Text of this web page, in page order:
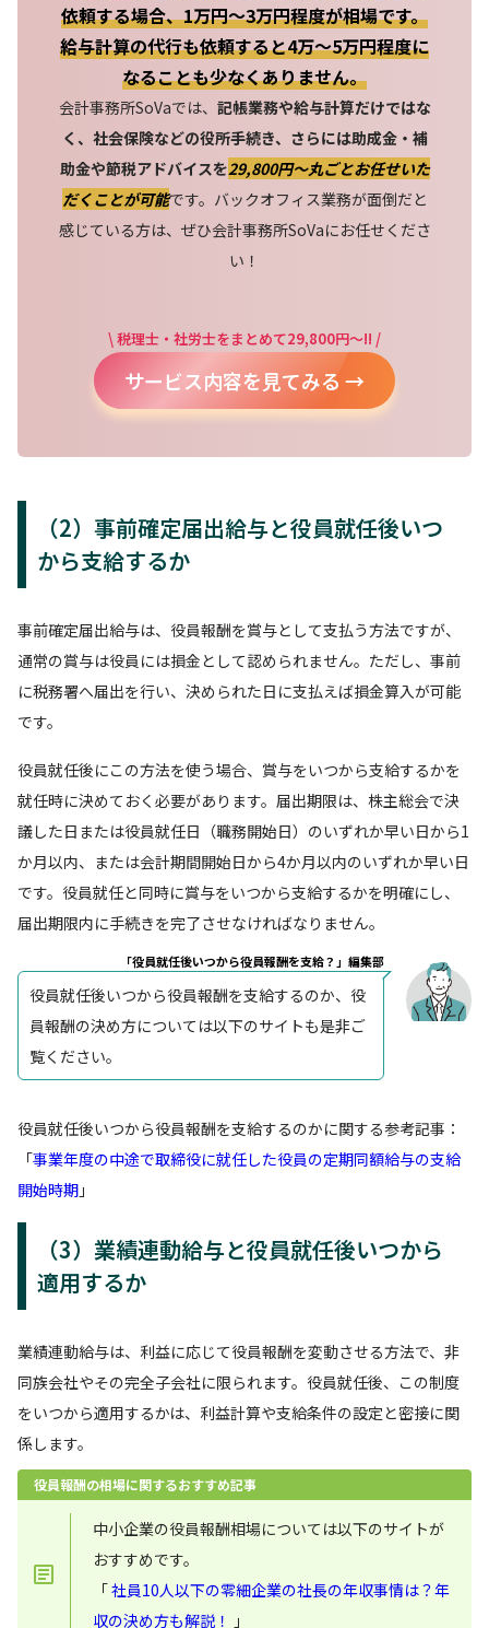
依頼する場合、1万円～3万円程度が相場です。
給与計算の代行も依頼すると4万～5万円程度に
なることも少なくありません。
会計事務所SoVaでは、 記帳業務や給与計算だけではな
く、社会保険などの役所手続き、さらには助成金・補
助金や節税アドバイスを29,800円〜丸ごとお任せいた
だくことが可能です。バックオフィス業務が面倒だと
感じている方は、ぜひ会計事務所SoVaにお任せくださ
い！
\ 税理士・社労士をまとめて29,800円～!! /
サービス内容を見てみる →
（2）事前確定届出給与と役員就任後いつ
から支給するか
事前確定届出給与は、役員報酬を賞与として支払う方法ですが、
通常の賞与は役員には損金として認められません。ただし、事前
に税務署へ届出を行い、決められた日に支払えば損金算入が可能
です。
役員就任後にこの方法を使う場合、賞与をいつから支給するかを
就任時に決めておく必要があります。届出期限は、株主総会で決
議した日または役員就任日（職務開始日）のいずれか早い日から1
か月以内、または会計期間開始日から4か月以内のいずれか早い日
です。役員就任と同時に賞与をいつから支給するかを明確にし、
届出期限内に手続きを完了させなければなりません。
「役員就任後いつから役員報酬を支給？」編集部
役員就任後いつから役員報酬を支給するのか、役
員報酬の決め方については以下のサイトも是非ご
覧ください。
役員就任後いつから役員報酬を支給するのかに関する参考記事：
「事業年度の中途で取締役に就任した役員の定期同額給与の支給
開始時期 」
（3）業績連動給与と役員就任後いつから
適用するか
業績連動給与は、利益に応じて役員報酬を変動させる方法で、非
同族会社やその完全子会社に限られます。役員就任後、この制度
をいつから適用するかは、利益計算や支給条件の設定と密接に関
係します。
役員報酬の相場に関するおすすめ記事
中小企業の役員報酬相場については以下のサイトが
おすすめです。
「社員10人以下の零細企業の社長の年収事情は？年
収の決め方も解説！
」